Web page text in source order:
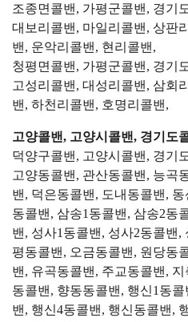
조종면콜밴, 가평군콜밴, 경기
대보리콜밴, 마일리콜밴, 상판
밴, 운악리콜밴, 현리콜밴,
청평면콜밴, 가평군콜밴, 경기
고성리콜밴, 대성리콜밴, 삼회
밴, 하천리콜밴, 호명리콜밴,
고양콜밴, 고양시콜밴, 경기도
덕양구콜밴, 고양시콜밴, 경기
고양동콜밴, 관산동콜밴, 능곡
밴, 덕은동콜밴, 도내동콜밴,
동콜밴, 삼송1동콜밴, 삼송2동
밴, 성사1동콜밴, 성사2동콜밴,
평동콜밴, 오금동콜밴, 원당동
밴, 유곡동콜밴, 주교동콜밴,
동콜밴, 향동동콜밴, 행신1동
밴, 행신4동콜밴, 행신동콜밴,